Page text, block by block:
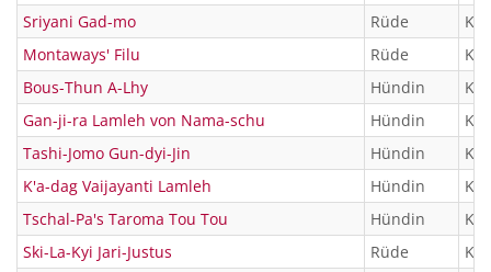
Sriyani Gad-mo
Rüde
Montaways' Filu
Rüde
Bous-Thun A-Lhy
Hündin
Gan-ji-ra Lamleh von Nama-schu
Hündin
Tashi-Jomo Gun-dyi-Jin
Hündin
K'a-dag Vaijayanti Lamleh
Hündin
Tschal-Pa's Taroma Tou Tou
Hündin
Ski-La-Kyi Jari-Justus
Rüde